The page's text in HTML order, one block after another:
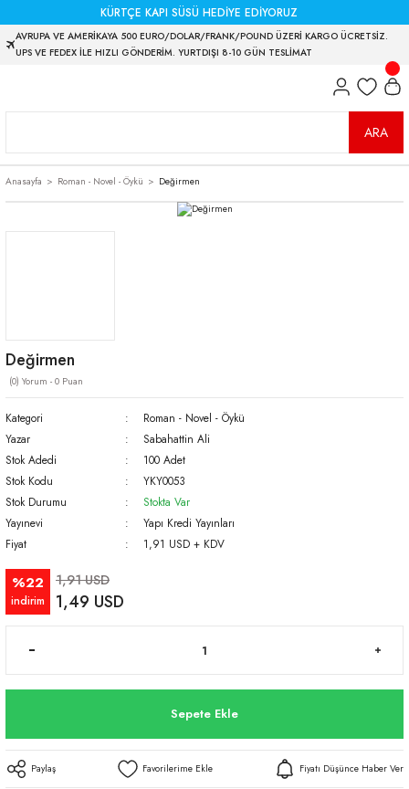
KÜRTÇE KAPI SÜSÜ HEDİYE EDİYORUZ
AVRUPA VE AMERİKAYA 500 EURO/DOLAR/FRANK/POUND ÜZERİ KARGO ÜCRETSİZ.
UPS VE FEDEX İLE HIZLI GÖNDERİM. YURTDIŞI 8-10 GÜN TESLİMAT
ARA
Anasayfa Roman - Novel - Öykü Değirmen
Değirmen
(0) Yorum - 0 Puan
Kategori
Roman - Novel - Öykü
Yazar
Sabahattin Ali
Stok Adedi
100 Adet
Stok Kodu
YKY0053
Stok Durumu
Stokta Var
Yayınevi
Yapı Kredi Yayınları
Fiyat
1,91 USD + KDV
%22
indirim
1,91 USD
1,49 USD
Sepete Ekle
Paylaş Fiyatı Düşünce Haber Ver